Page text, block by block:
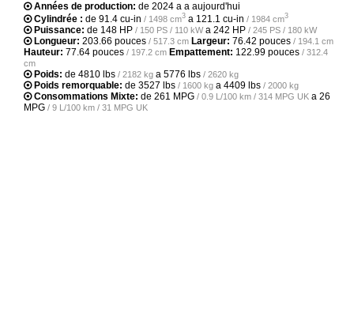
Années de production: de 2024 a a aujourd'hui
Cylindrée : de 91.4 cu-in / 1498 cm3 a 121.1 cu-in / 1984 cm3
Puissance: de 148 HP / 150 PS / 110 kWa 242 HP / 245 PS / 180 kW
Longueur: 203.66 pouces / 517.3 cm Largeur: 76.42 pouces / 194.1 cm
Hauteur: 77.64 pouces / 197.2 cm Empattement: 122.99 pouces / 312.4
cm
Poids: de 4810 lbs / 2182 kg a 5776 lbs / 2620 kg
Poids remorquable: de 3527 lbs / 1600 kg a 4409 lbs / 2000 kg
Consommations Mixte: de 261 MPG / 0.9 L/100 km / 314 MPG UK a 26
MPG / 9 L/100 km / 31 MPG UK